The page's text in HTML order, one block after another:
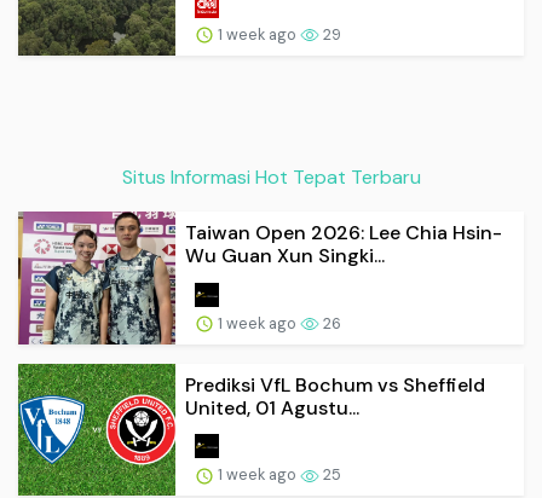
1 week ago 29
Situs Informasi Hot Tepat Terbaru
Taiwan Open 2026: Lee Chia Hsin-
Wu Guan Xun Singki...
1 week ago 26
Prediksi VfL Bochum vs Sheffield
United, 01 Agustu...
1 week ago 25